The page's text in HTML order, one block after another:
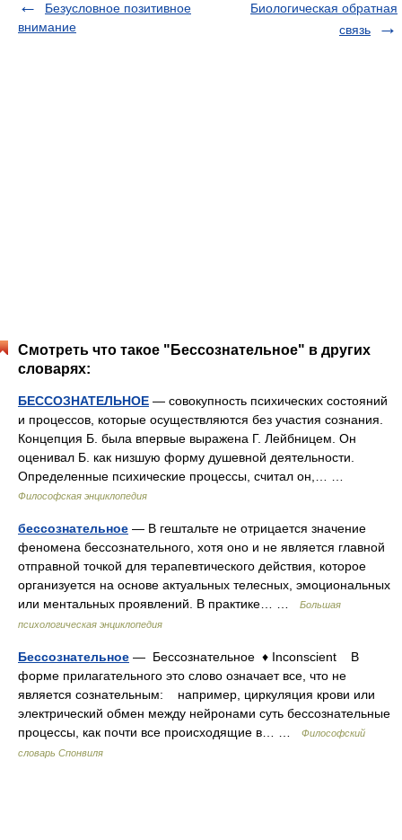
Безусловное позитивное
внимание
Биологическая обратная
связь
Смотреть что такое "Бессознательное" в других
словарях:
БЕССОЗНАТЕЛЬНОЕ — совокупность психических состояний
и процессов, которые осуществляются без участия сознания.
Концепция Б. была впервые выражена Г. Лейбницем. Он
оценивал Б. как низшую форму душевной деятельности.
Определенные психические процессы, считал он,… …
Философская энциклопедия
бессознательное — В гештальте не отрицается значение
феномена бессознательного, хотя оно и не является главной
отправной точкой для терапевтического действия, которое
организуется на основе актуальных телесных, эмоциональных
или ментальных проявлений. В практике… …
Большая
психологическая энциклопедия
Бессознательное — Бессознательное ♦ Inconscient В
форме прилагательного это слово означает все, что не
является сознательным: например, циркуляция крови или
электрический обмен между нейронами суть бессознательные
процессы, как почти все происходящие в… …
Философский
словарь Спонвиля